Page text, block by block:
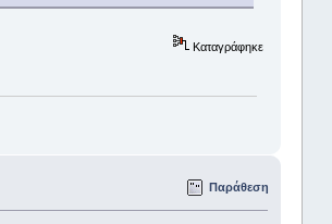
Καταγράφηκε
Παράθεση